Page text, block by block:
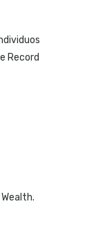
Record